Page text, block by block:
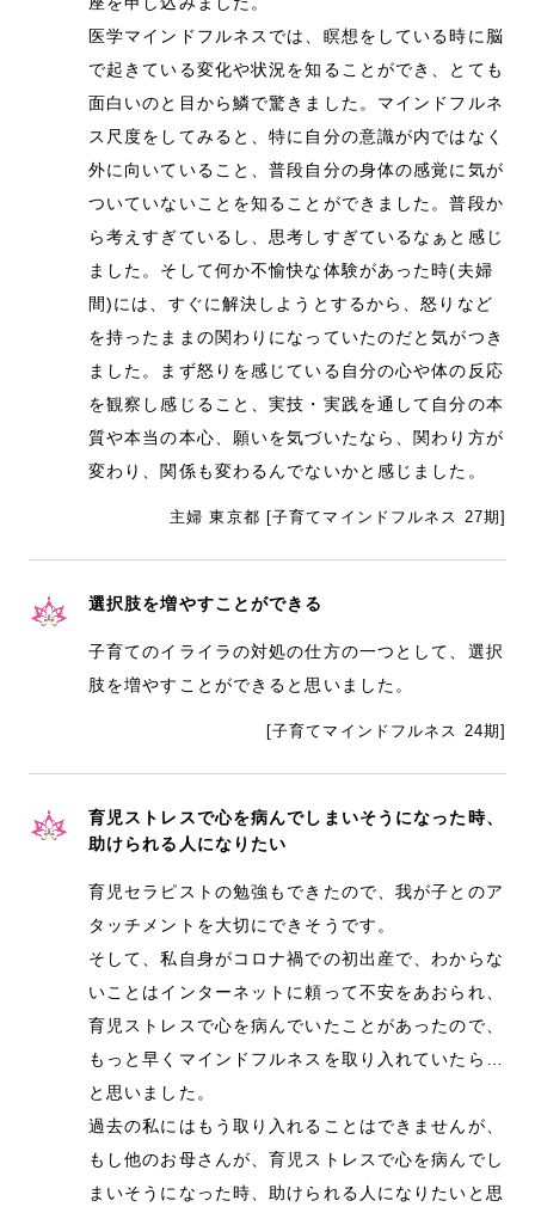
医学マインドフルネスでは、瞑想をしている時に脳
で起きている変化や状況を知ることができ、とても
面白いのと目から鱗で驚きました。マインドフルネ
ス尺度をしてみると、特に自分の意識が内ではなく
外に向いていること、普段自分の身体の感覚に気が
ついていないことを知ることができました。普段か
ら考えすぎているし、思考しすぎているなぁと感じ
ました。そして何か不愉快な体験があった時(夫婦
間)には、すぐに解決しようとするから、怒りなど
を持ったままの関わりになっていたのだと気がつき
ました。まず怒りを感じている自分の心や体の反応
を観察し感じること、実技・実践を通して自分の本
質や本当の本心、願いを気づいたなら、関わり方が
変わり、関係も変わるんでないかと感じました。
主婦 東京都 [子育てマインドフルネス 27期]
選択肢を増やすことができる
子育てのイライラの対処の仕方の一つとして、選択
肢を増やすことができると思いました。
[子育てマインドフルネス 24期]
育児ストレスで心を病んでしまいそうになった時、
助けられる人になりたい
育児セラピストの勉強もできたので、我が子とのア
タッチメントを大切にできそうです。
そして、私自身がコロナ禍での初出産で、わからな
いことはインターネットに頼って不安をあおられ、
育児ストレスで心を病んでいたことがあったので、
もっと早くマインドフルネスを取り入れていたら…
と思いました。
過去の私にはもう取り入れることはできませんが、
もし他のお母さんが、育児ストレスで心を病んでし
まいそうになった時、助けられる人になりたいと思